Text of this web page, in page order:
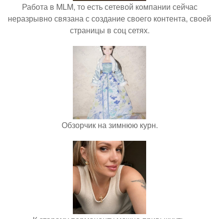
Работа в MLM, то есть сетевой компании сейчас
неразрывно связана с создание своего контента, своей
страницы в соц сетях.
Обзорчик на зимнюю курн.